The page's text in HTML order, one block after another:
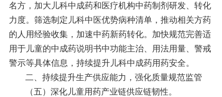
名方，加大儿科中成药和医疗机构中药制剂研发、转化
力度。筛选制定儿科中医优势病种清单，推动相关方药
的人用经验收集，加速中药新药转化。加快规范完善适
用于儿童的中成药说明书中功能主治、用法用量、警戒
警示等具体信息，持续提升儿科中成药用药安全。
二、持续提升生产供应能力，强化质量规范监管
（五）深化儿童用药产业链供应链韧性。